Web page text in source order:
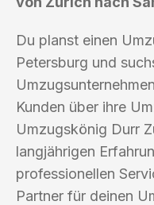
Du planst einen
Petersburg und
Kunden über ihre
Umzugskönig Durr
langjährigen
professionellen
Partner für deinen